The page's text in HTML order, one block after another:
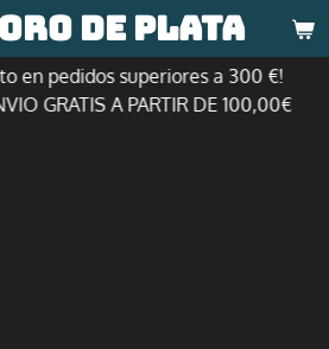
de plata
en pedidos superiores a 300 €!
GRATIS A PARTIR DE 100,00€